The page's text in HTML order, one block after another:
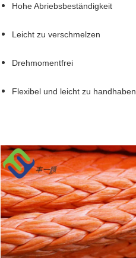
Hohe Abriebsbeständigkeit
Leicht zu verschmelzen
Drehmomentfrei
Flexibel und leicht zu handhaben